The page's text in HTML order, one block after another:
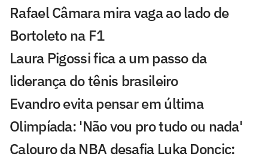
Rafael Câmara mira vaga ao lado de
Bortoleto na F1
Laura Pigossi fica a um passo da
liderança do tênis brasileiro
Evandro evita pensar em última
Olimpíada: 'Não vou pro tudo ou nada'
Calouro da NBA desafia Luka Doncic: